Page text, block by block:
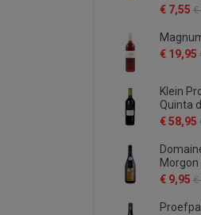
€ 7,55 €
€ 19,95
Klein
Quinta
€ 58,95
Morgon
€ 9,95 €